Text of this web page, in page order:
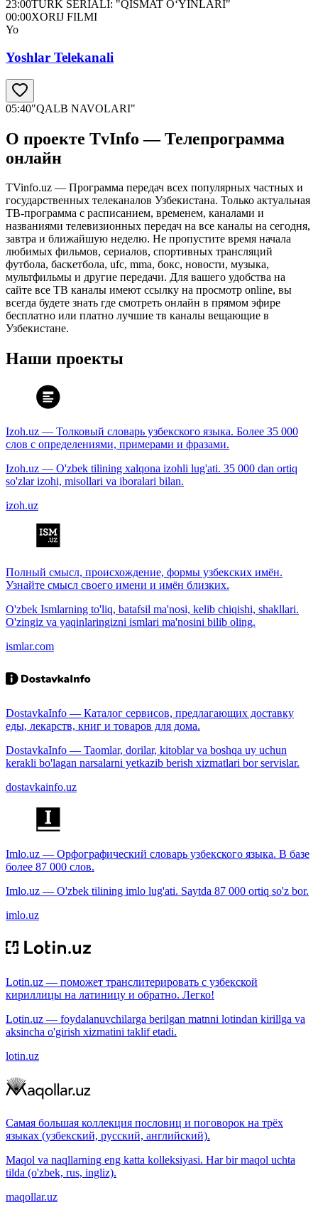
23:00TURK SERIALI: "QISMAT O‘YINLARI"
00:00XORIJ FILMI
Yo
Yoshlar Telekanali
05:40"QALB NAVOLARI"
О проекте TvInfo — Телепрограмма
онлайн
TVinfo.uz — Программа передач всех популярных частных и
государственных телеканалов Узбекистана. Только актуальная
ТВ-программа с расписанием, временем, каналами и
названиями телевизионных передач на все каналы на сегодня,
завтра и ближайшую неделю. Не пропустите время начала
любимых фильмов, сериалов, спортивных трансляций
футбола, баскетбола, ufc, mma, бокс, новости, музыка,
мультфильмы и другие передачи. Для вашего удобства на
сайте все ТВ каналы имеют ссылку на просмотр online, вы
всегда будете знать где смотреть онлайн в прямом эфире
бесплатно или платно лучшие тв каналы вещающие в
Узбекистане.
Наши проекты
Izoh.uz — Толковый словарь узбекского языка. Более 35 000
слов с определениями, примерами и фразами.
Izoh.uz — O'zbek tilining xalqona izohli lug'ati. 35 000 dan ortiq
so'zlar izohi, misollari va iboralari bilan.
izoh.uz
Полный смысл, происхождение, формы узбекских имён.
Узнайте смысл своего имени и имён близких.
O'zbek Ismlarning to'liq, batafsil ma'nosi, kelib chiqishi, shakllari.
O'zingiz va yaqinlaringizni ismlari ma'nosini bilib oling.
ismlar.com
DostavkaInfo — Каталог сервисов, предлагающих доставку
еды, лекарств, книг и товаров для дома.
DostavkaInfo — Taomlar, dorilar, kitoblar va boshqa uy uchun
kerakli bo'lagan narsalarni yetkazib berish xizmatlari bor servislar.
dostavkainfo.uz
Imlo.uz — Орфографический словарь узбекского языка. В базе
более 87 000 слов.
Imlo.uz — O'zbek tilining imlo lug'ati. Saytda 87 000 ortiq so'z bor.
imlo.uz
Lotin.uz — поможет транслитерировать с узбекской
кириллицы на латиницу и обратно. Легко!
Lotin.uz — foydalanuvchilarga berilgan matnni lotindan kirillga va
aksincha o'girish xizmatini taklif etadi.
lotin.uz
Самая большая коллекция пословиц и поговорок на трёх
языках (узбекский, русский, английский).
Maqol va naqllarning eng katta kolleksiyasi. Har bir maqol uchta
tilda (o'zbek, rus, ingliz).
maqollar.uz